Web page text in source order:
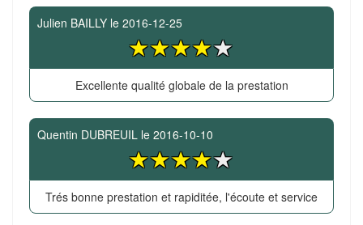
Julien BAILLY le 2016-12-25
Excellente qualité globale de la prestation
Quentin DUBREUIL le 2016-10-10
Trés bonne prestation et rapiditée, l'écoute et service